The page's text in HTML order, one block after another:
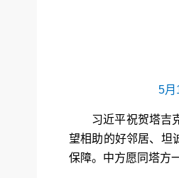
5月
习近平祝贺塔吉
望相助的好邻居、坦
保障。中方愿同塔方